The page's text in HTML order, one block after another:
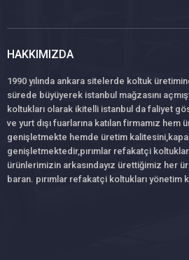
HAKKIMIZDA
1990 yılında ankara sitelerde koltuk
sürede büyüyerek istanbul mağzasını
koltukları olarak ikitelli istanbul da faliyet
ve yurt dışı fuarlarına katılan firmamız hem
genişletmekte hemde üretim
genişletmektedir,pırımlar refakatçi
ürünlerimizin arkasındayız ürettiğimiz her
baran. pırımlar refakatçi koltukları yönetim